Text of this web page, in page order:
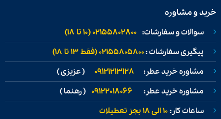
خرید و مشاوره
سوالات و سفارشات: 02155802800 (۱۰ تا ۱۸)
پیگیری سفارشات :02155805800 (فقط ۱۳ تا ۱۸)
مشاوره خرید عطر: 09121213128 ( عزیزی )
مشاوره خرید عطر: 09122018066 ( رهنما )
ساعات کار:۱۰ الی ۱۸ بجز تعطیلات